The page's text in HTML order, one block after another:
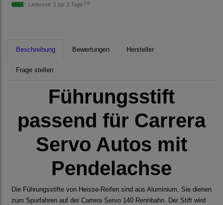
Lieferzeit: 1 bis 3 Tage [*2]
Beschreibung Bewertungen Hersteller
Frage stellen
Führungsstift
passend für Carrera
Servo Autos mit
Pendelachse
Die Führungsstifte von Heisse-Reifen sind aus Aluminium. Sie dienen
zum Spurfahren auf der Carrera Servo 140 Rennbahn. Der Stift wird